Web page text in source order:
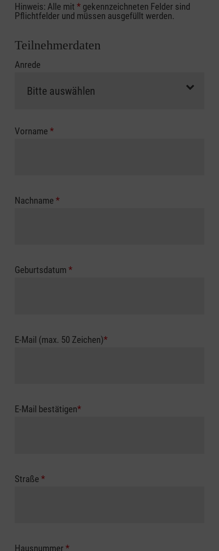
Ihrer Berufsgenossenschaft / Unfallkasse
Abrechnungsunterlagen spätestens zu
erfolgt eine Abrechnung der vollen Kursgebühr
Die notwendigen Formulare für die
zuständigen Berufsgenossenschaft oder
Hinweis: Alle mit * gekennzeichneten Felder sind
Pflichtfelder und müssen ausgefüllt werden.
Teilnehmerdaten
Anrede
Vorname *
Nachname *
Geburtsdatum *
E-Mail (max. 50 Zeichen)*
E-Mail bestätigen*
Straße *
Hausnummer *